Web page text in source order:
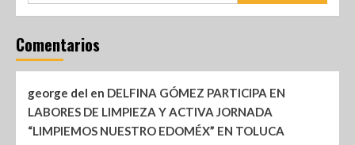
Comentarios
george del en DELFINA GÓMEZ PARTICIPA EN
LABORES DE LIMPIEZA Y ACTIVA JORNADA
“LIMPIEMOS NUESTRO EDOMÉX” EN TOLUCA